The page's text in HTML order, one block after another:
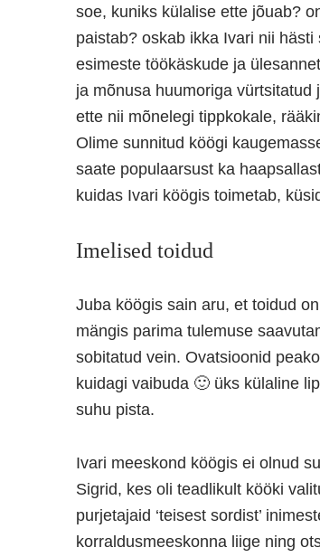
soe, kuniks külalise ette jõuab?
paistab? oskab ikka Ivari nii
esimeste töökäskude ja
ja mõnusa huumoriga vürtsitatud
ette nii mõnelegi tippkokale,
Olime sunnitud köögi
saate populaarsust ka
kuidas Ivari köögis toimetab,
Imelised toidud
Juba köögis sain aru, et toidud
mängis parima tulemuse
sobitatud vein. Ovatsioonid
kuidagi vaibuda 🙂 üks külaline
suhu pista.
Ivari meeskond köögis ei olnud
Sigrid, kes oli teadlikult kööki
purjetajaid ‘teisest sordist’
korraldusmeeskonna liige ning